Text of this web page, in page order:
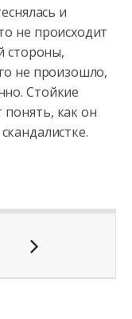
и
не происходит
стороны,
не произошло,
Стойкие
понять, как он